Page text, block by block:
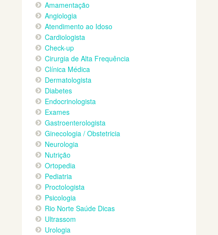
Amamentação
Angiologia
Atendimento ao Idoso
Cardiologista
Check-up
Cirurgia de Alta Frequência
Clínica Médica
Dermatologista
Diabetes
Endocrinologista
Exames
Gastroenterologista
Ginecologia / Obstetricia
Neurologia
Nutrição
Ortopedia
Pediatria
Proctologista
Psicologia
Rio Norte Saúde Dicas
Ultrassom
Urologia